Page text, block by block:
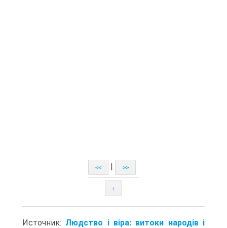
<< >>
↑
Источник: Людство і віра: витоки народів і